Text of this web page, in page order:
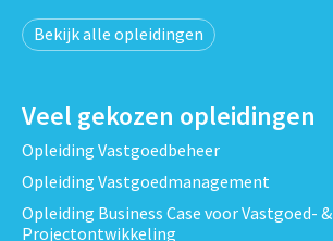
Bekijk alle opleidingen
Veel gekozen opleidingen
Opleiding Vastgoedbeheer
Opleiding Vastgoedmanagement
Opleiding Business Case voor Vastgoed- &
Projectontwikkeling